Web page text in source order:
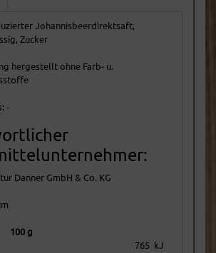
Johannisbeerdirektsaft,
Zucker
hergestellt ohne Farb- u.
-
Danner GmbH & Co. KG
100 g
765 kJ